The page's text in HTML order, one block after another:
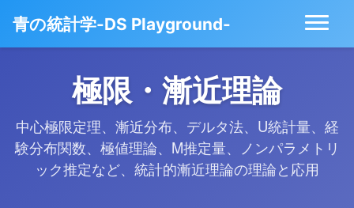
青の統計学-DS Playground-
極限・漸近理論
中心極限定理、漸近分布、デルタ法、U統計量、経
験分布関数、極値理論、M推定量、ノンパラメトリ
ック推定など、統計的漸近理論の理論と応用